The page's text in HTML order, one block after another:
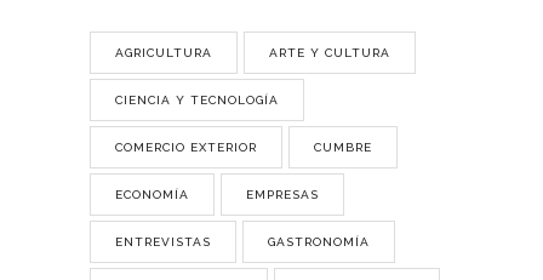
AGRICULTURA ARTE Y CULTURA
CIENCIA Y TECNOLOGÍA
COMERCIO EXTERIOR CUMBRE
ECONOMÍA EMPRESAS
ENTREVISTAS GASTRONOMÍA